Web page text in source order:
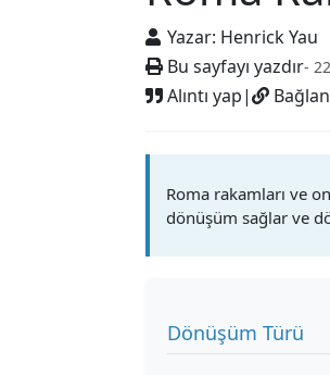
Yazar: Henrick Yau
Bu sayfayı yazdır-
Alıntı yap|
Roma rakamları ve
dönüşüm sağlar ve
Dönüşüm Türü